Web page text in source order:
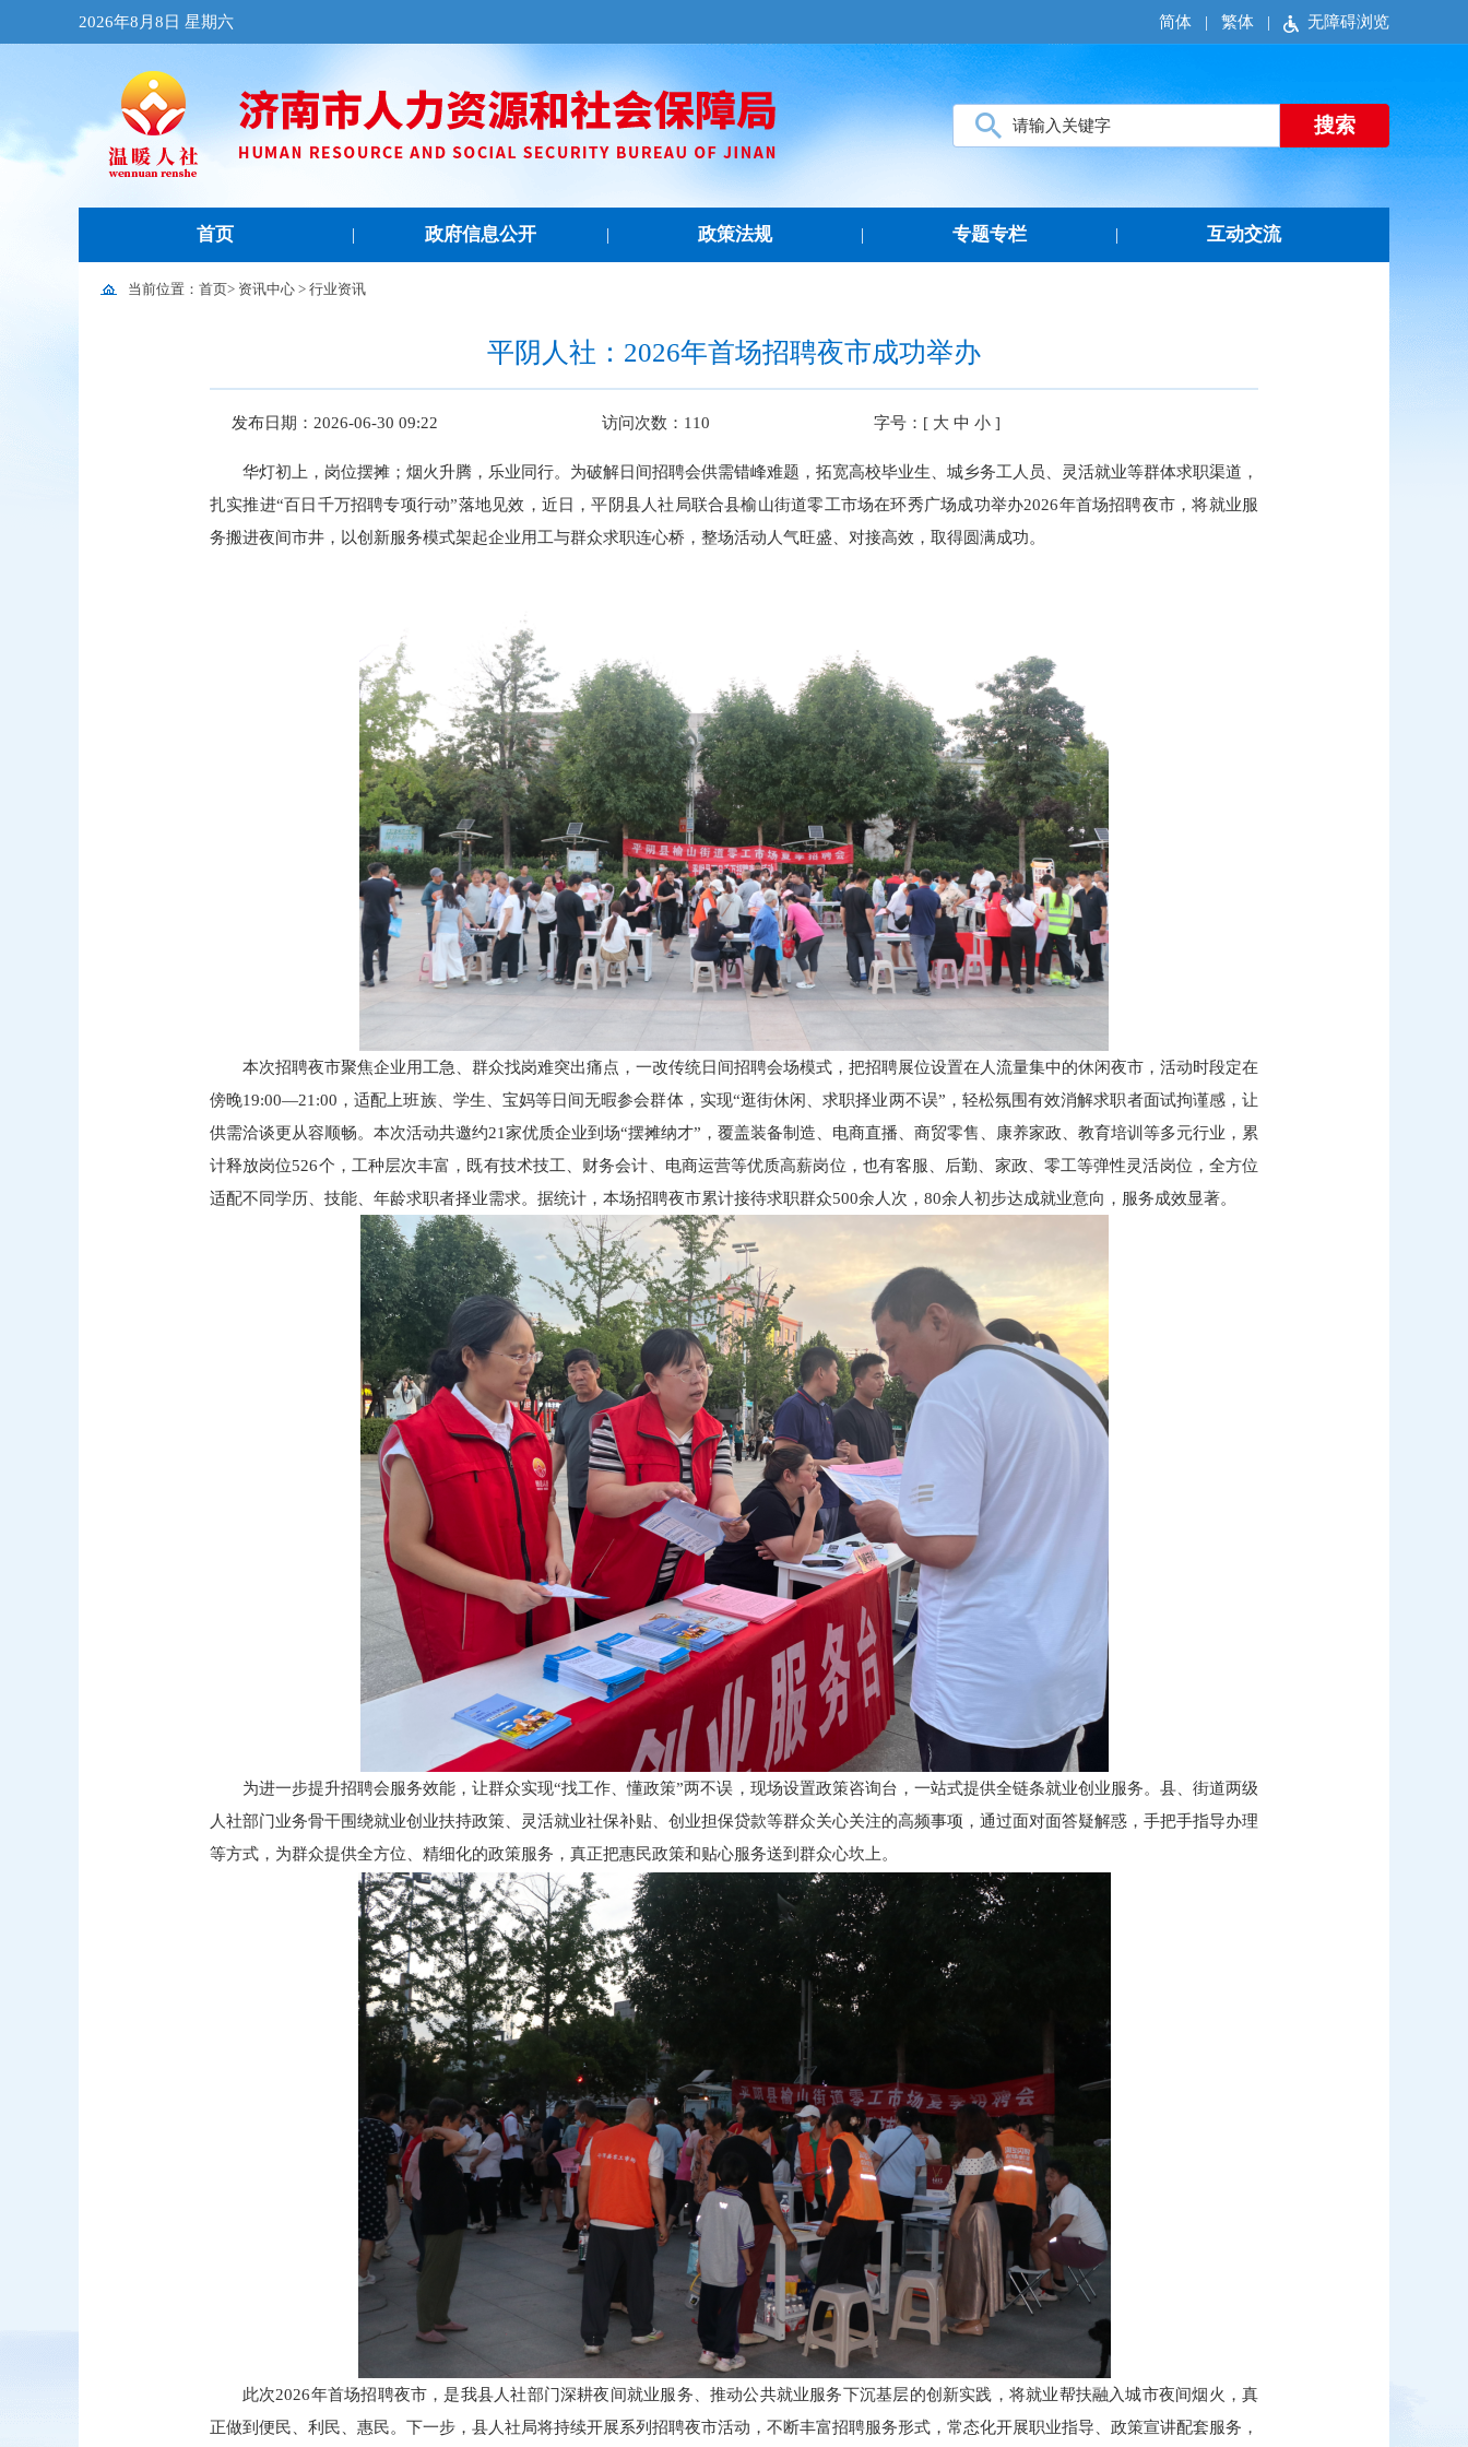
2026年8月8日 星期六 简体 | 繁体 | 无障碍浏览
首页 | 政府信息公开 | 政策法规 | 专题专栏 | 互动交流
当前位置： 首页> 资讯中心 > 行业资讯
平阴人社：2026年首场招聘夜市成功举办
发布日期：2026-06-30 09:22 访问次数： 110 字号：[ 大 中 小 ]
华灯初上，岗位摆摊；烟火升腾，乐业同行。为破解日间招聘会供需错峰难题，拓宽高校毕业生、城乡务工人员、灵活就业等群体求职渠道，
扎实推进“百日千万招聘专项行动”落地见效，近日，平阴县人社局联合县榆山街道零工市场在环秀广场成功举办2026年首场招聘夜市，将就业服
务搬进夜间市井，以创新服务模式架起企业用工与群众求职连心桥，整场活动人气旺盛、对接高效，取得圆满成功。
本次招聘夜市聚焦企业用工急、群众找岗难突出痛点，一改传统日间招聘会场模式，把招聘展位设置在人流量集中的休闲夜市，活动时段定在
傍晚19:00—21:00，适配上班族、学生、宝妈等日间无暇参会群体，实现“逛街休闲、求职择业两不误”，轻松氛围有效消解求职者面试拘谨感，让
供需洽谈更从容顺畅。本次活动共邀约21家优质企业到场“摆摊纳才”，覆盖装备制造、电商直播、商贸零售、康养家政、教育培训等多元行业，累
计释放岗位526个，工种层次丰富，既有技术技工、财务会计、电商运营等优质高薪岗位，也有客服、后勤、家政、零工等弹性灵活岗位，全方位
适配不同学历、技能、年龄求职者择业需求。据统计，本场招聘夜市累计接待求职群众500余人次，80余人初步达成就业意向，服务成效显著。
为进一步提升招聘会服务效能，让群众实现“找工作、懂政策”两不误，现场设置政策咨询台，一站式提供全链条就业创业服务。县、街道两级
人社部门业务骨干围绕就业创业扶持政策、灵活就业社保补贴、创业担保贷款等群众关心关注的高频事项，通过面对面答疑解惑，手把手指导办理
等方式，为群众提供全方位、精细化的政策服务，真正把惠民政策和贴心服务送到群众心坎上。
此次2026年首场招聘夜市，是我县人社部门深耕夜间就业服务、推动公共就业服务下沉基层的创新实践，将就业帮扶融入城市夜间烟火，真
正做到便民、利民、惠民。下一步，县人社局将持续开展系列招聘夜市活动，不断丰富招聘服务形式，常态化开展职业指导、政策宣讲配套服务，